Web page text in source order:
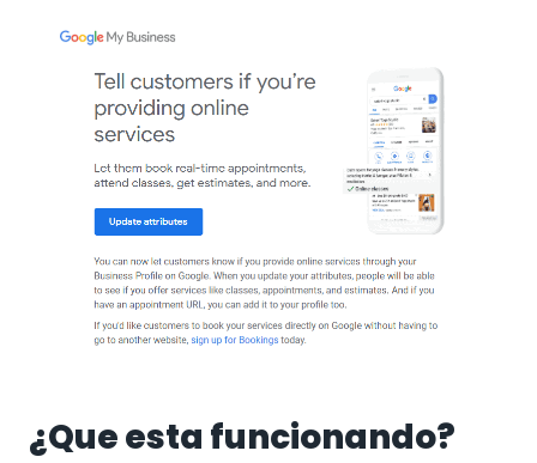
¿Que esta funcionando?